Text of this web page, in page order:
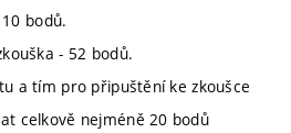
bodů.
- 52 bodů.
a tím pro připuštění ke zkoušce
celkově nejméně 20 bodů